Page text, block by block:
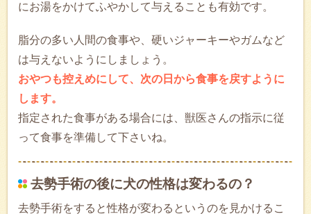
にお湯をかけてふやかして与えることも有効です。
脂分の多い人間の食事や、硬いジャーキーやガムなど
は与えないようにしましょう。
おやつも控えめにして、次の日から食事を戻すように
します。
指定された食事がある場合には、獣医さんの指示に従
って食事を準備して下さいね。
去勢手術の後に犬の性格は変わるの？
去勢手術をすると性格が変わるというのを見かけるこ